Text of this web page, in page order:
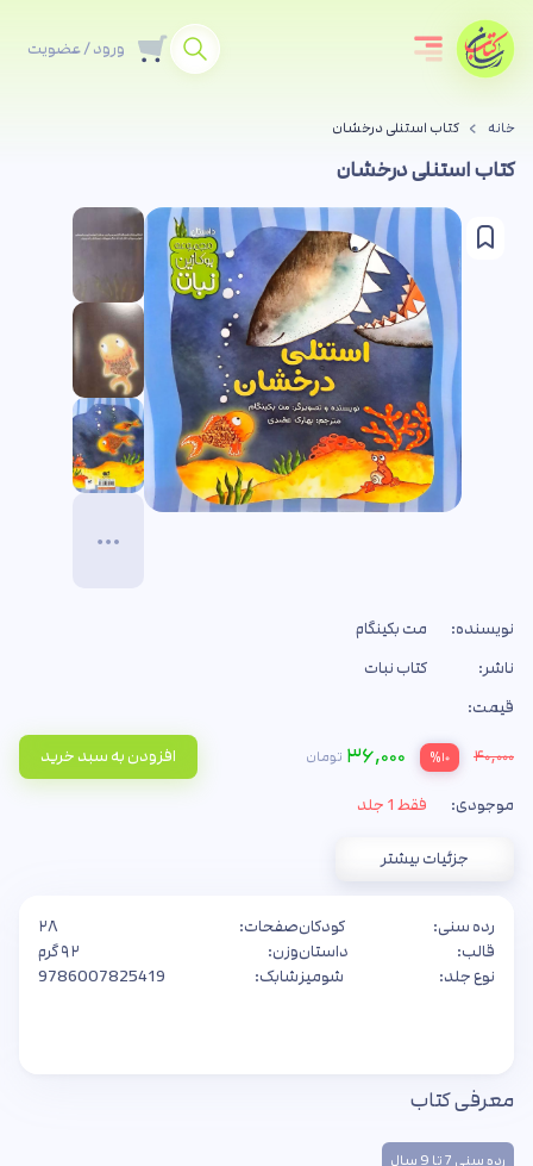
ورود / عضویت
خانه کتاب استنلی درخشان
کتاب استنلی درخشان
نویسنده:
مت بکینگام
ناشر:
کتاب نبات
قیمت:
۴۰,۰۰۰ %۱۰ ۳۶,۰۰۰ تومان افزودن به سبد خرید
موجودی: فقط 1 جلد
جزئیات بیشتر
رده سنی:
کودکان
قالب:
داستان
نوع جلد:
شومیز
صفحات:
۲۸
وزن:
۹۲ گرم
شابک:
9786007825419
معرفی کتاب
رده سنی 7 تا 9 سال